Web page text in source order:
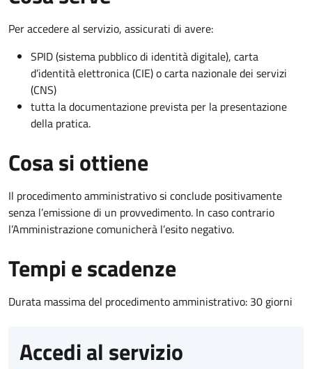
Per accedere al servizio, assicurati di avere:
SPID (sistema pubblico di identità digitale), carta
d’identità elettronica (CIE) o carta nazionale dei servizi
(CNS)
tutta la documentazione prevista per la presentazione
della pratica.
Cosa si ottiene
Il procedimento amministrativo si conclude positivamente
senza l’emissione di un provvedimento. In caso contrario
l’Amministrazione comunicherà l’esito negativo.
Tempi e scadenze
Durata massima del procedimento amministrativo: 30 giorni
Accedi al servizio